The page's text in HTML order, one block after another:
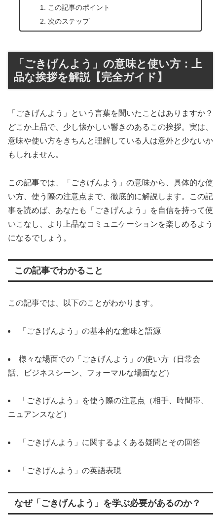
この記事のポイント
次のステップ
「ごきげんよう」の意味と使い方：上
品な挨拶を解説【完全ガイド】
「ごきげんよう」という言葉を聞いたことはありますか？
どこか上品で、少し懐かしい響きのあるこの挨拶。実は、
意味や使い方をきちんと理解している人は意外と少ないか
もしれません。
この記事では、「ごきげんよう」の意味から、具体的な使
い方、使う際の注意点まで、徹底的に解説します。この記
事を読めば、あなたも「ごきげんよう」を自信を持って使
いこなし、より上品なコミュニケーションを楽しめるよう
になるでしょう。
この記事でわかること
この記事では、以下のことがわかります。
「ごきげんよう」の基本的な意味と語源
様々な場面での「ごきげんよう」の使い方（日常会
話、ビジネスシーン、フォーマルな場面など）
「ごきげんよう」を使う際の注意点（相手、時間帯、
ニュアンスなど）
「ごきげんよう」に関するよくある疑問とその回答
「ごきげんよう」の英語表現
なぜ「ごきげんよう」を学ぶ必要があるのか？